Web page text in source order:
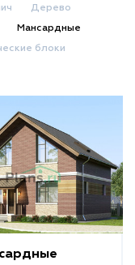
Дерево
Мансардные
блоки